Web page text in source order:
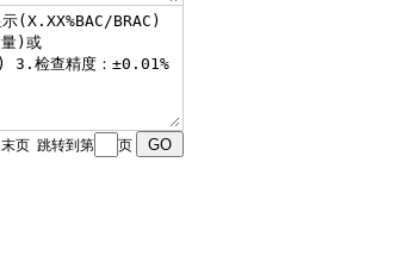
末页跳转到第 页